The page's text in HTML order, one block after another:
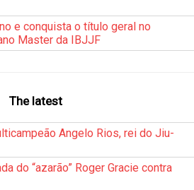
e conquista o título geral no
Master da IBJJF
The latest
Angelo Rios, rei do Jiu-
do “azarão” Roger Gracie contra